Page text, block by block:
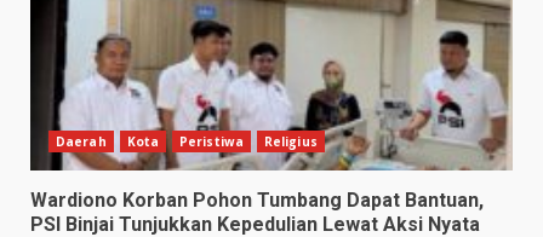
Daerah Kota Peristiwa Religius
Wardiono Korban Pohon Tumbang Dapat Bantuan,
PSI Binjai Tunjukkan Kepedulian Lewat Aksi Nyata